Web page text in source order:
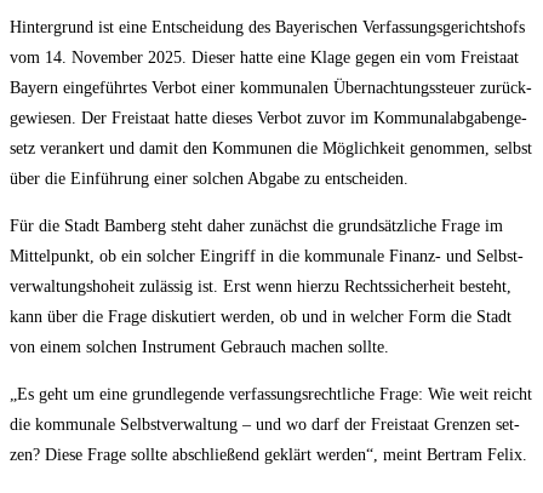
Hin­ter­grund ist eine Ent­schei­dung des Baye­ri­schen Ver­fas­sungs­ge­richts­hofs
vom 14. Novem­ber 2025. Die­ser hat­te eine Kla­ge gegen ein vom Frei­staat
Bay­ern ein­ge­führ­tes Ver­bot einer kom­mu­na­len Über­nach­tungs­steu­er zurück­
ge­wie­sen. Der Frei­staat hat­te die­ses Ver­bot zuvor im Kom­mu­nal­ab­ga­ben­ge­
setz ver­an­kert und damit den Kom­mu­nen die Mög­lich­keit genom­men, selbst
über die Ein­füh­rung einer sol­chen Abga­be zu entscheiden.
Für die Stadt Bam­berg steht daher zunächst die grund­sätz­li­che Fra­ge im
Mit­tel­punkt, ob ein sol­cher Ein­griff in die kom­mu­na­le Finanz- und Selbst­
ver­wal­tungs­ho­heit zuläs­sig ist. Erst wenn hier­zu Rechts­si­cher­heit besteht,
kann über die Fra­ge dis­ku­tiert wer­den, ob und in wel­cher Form die Stadt
von einem sol­chen Instru­ment Gebrauch machen sollte.
„Es geht um eine grund­le­gen­de ver­fas­sungs­recht­li­che Fra­ge: Wie weit reicht
die kom­mu­na­le Selbst­ver­wal­tung – und wo darf der Frei­staat Gren­zen set­
zen? Die­se Fra­ge soll­te abschlie­ßend geklärt wer­den“, meint Bert­ram Felix.